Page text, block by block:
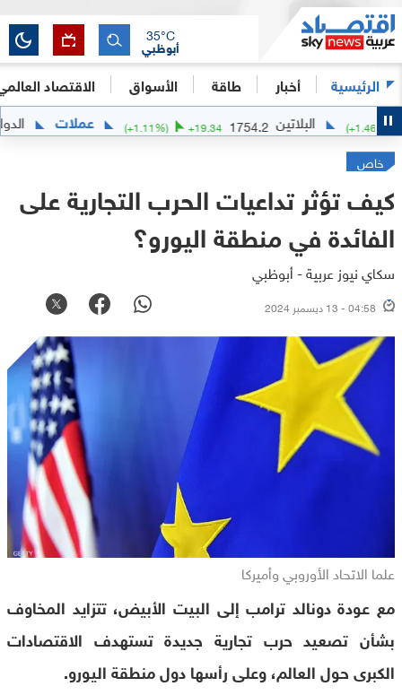
الرئيسية أخبار طاقة الأسواق الاقتصاد
أبوظبي
35°C
البلاتين 1754.2
+19.34
(+1.11 %) عملات الدولار
خاص
كيف تؤثر تداعيات الحرب التجارية على
الفائدة في منطقة اليورو؟
سكاي نيوز عربية - أبوظبي
04:58 - 13 ديسمبر 2024
علما الاتحاد الأوروبي وأميركا
مع عودة دونالد ترامب إلى البيت الأبيض، تتزايد المخاوف
بشأن تصعيد حرب تجارية جديدة تستهدف الاقتصادات
الكبرى حول العالم، وعلى رأسها دول منطقة اليورو.